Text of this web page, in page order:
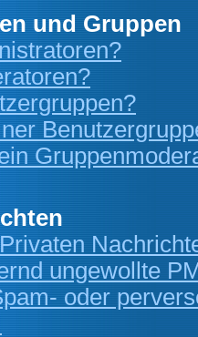
und Gruppen
ungewollte
oder